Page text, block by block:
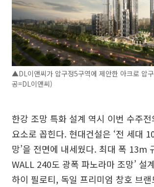
▲DL이앤씨가 압구정5구역에 제안한 아크로 압
공=DL이앤씨)
한강 조망 특화 설계 역시 이번 수주
요소로 꼽힌다. 현대건설은 ‘전 세대
망’을 전면에 내세웠다. 최대 폭 13m
WALL 240도 광폭 파노라마 조망’ 설
하이 필로티, 독일 프리미엄 창호 브랜